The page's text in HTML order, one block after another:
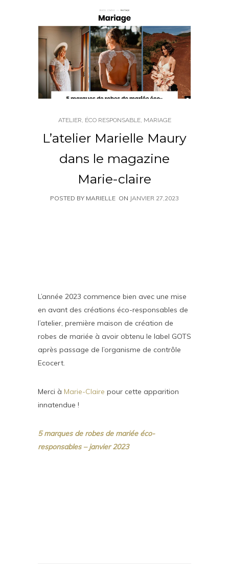
ATELIER, ÉCO RESPONSABLE, MARIAGE
L’atelier Marielle Maury
dans le magazine
Marie-claire
POSTED BY MARIELLE ON JANVIER 27,2023
L’année 2023 commence bien avec une mise
en avant des créations éco-responsables de
l’atelier, première maison de création de
robes de mariée à avoir obtenu le label GOTS
après passage de l’organisme de contrôle
Ecocert.
Merci à Marie-Claire pour cette apparition
innatendue !
5 marques de robes de mariée éco-
responsables – janvier 2023